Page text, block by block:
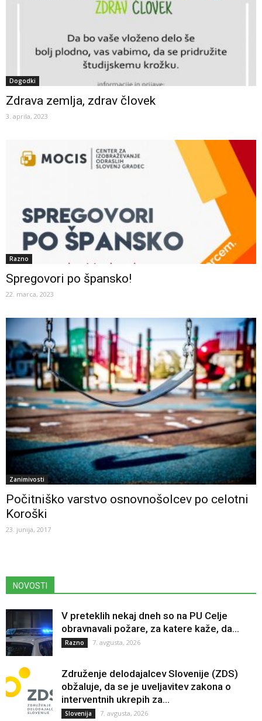
Dogodki
Zdrava zemlja, zdrav človek
3. aprila, 2023
Razno
Spregovori po špansko!
22. marca, 2023
Zanimivosti
Počitniško varstvo osnovnošolcev po celotni
Koroški
23. junija, 2017
NOVOSTI
V preteklih nekaj dneh so na PU Celje
obravnavali požare, za katere kaže, da...
Razno 7. avgusta, 2026
Združenje delodajalcev Slovenije (ZDS)
obžaluje, da se je uveljavitev zakona o
interventnih ukrepih za...
Slovenija 7. avgusta, 2026